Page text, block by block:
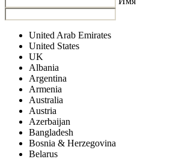
United Arab Emirates
United States
UK
Albania
Argentina
Armenia
Australia
Austria
Azerbaijan
Bangladesh
Bosnia & Herzegovina
Belarus